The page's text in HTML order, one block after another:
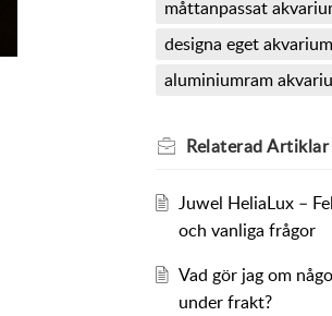
måttanpassat
designa eget akvarium
aluminiumram
RelateradArtiklar
Juwel HeliaLux –
och vanliga frågor
Vad gör jag om
under frakt?